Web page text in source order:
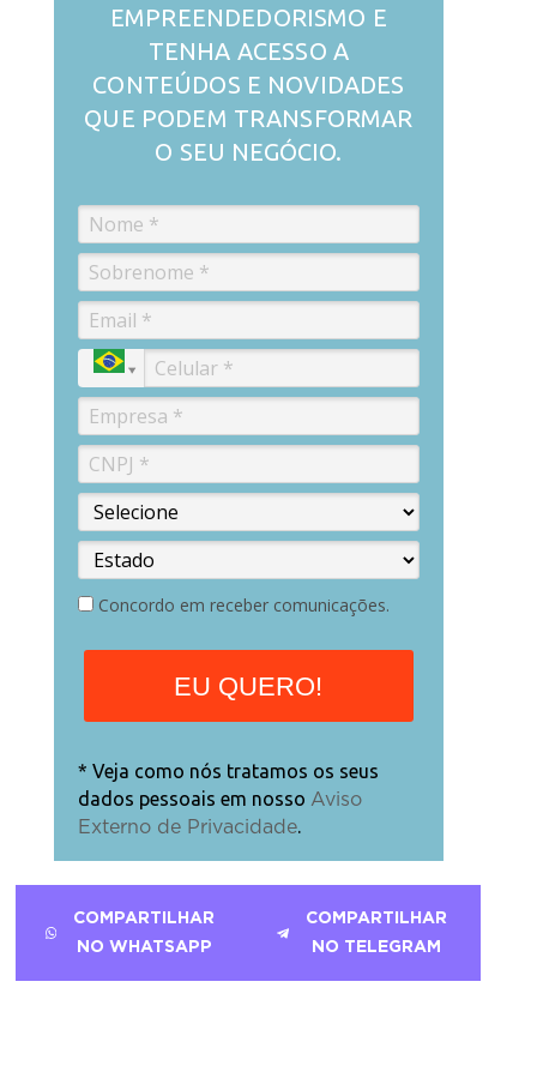
EMPREENDEDORISMO E
TENHA ACESSO A
CONTEÚDOS E NOVIDADES
QUE PODEM TRANSFORMAR
O SEU NEGÓCIO.
Concordo em receber comunicações.
EU QUERO!
* Veja como nós tratamos os seus
dados pessoais em nosso Aviso
Externo de Privacidade.
COMPARTILHAR
NO WHATSAPP
COMPARTILHAR
NO TELEGRAM